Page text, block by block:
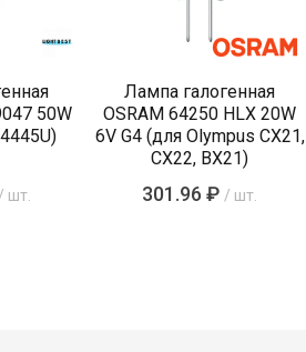
50W
шт.
Лампа галогенная
OSRAM 64250 HLX 20W
6V G4 (для Olympus CX21,
CX22, BX21)
301.96 ₽ / шт.